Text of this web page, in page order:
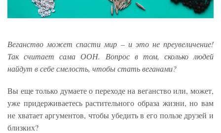
Веганство может спасти мир – и это не преувеличение!
Так считает сама ООН. Вопрос в том, сколько людей
найдут в себе смелость, чтобы стать веганами?
Вы еще только думаете о переходе на веганство или, может,
уже придерживаетесь растительного образа жизни, но вам
не хватает аргументов, чтобы убедить в его пользе друзей и
близких?